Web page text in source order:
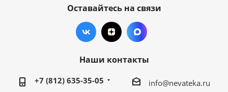
Оставайтесь на связи
Наши контакты
+7 (812) 635-35-05 info@nevateka.ru